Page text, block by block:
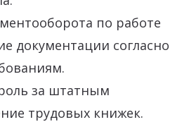
по работе
документации согласно
за штатным
трудовых книжек.